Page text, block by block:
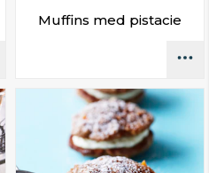
Muffins med pistacie